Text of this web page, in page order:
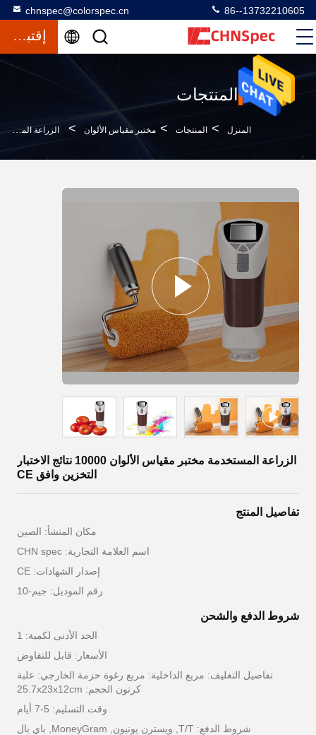
chnspec@colorspec.cn 86--13732210605
إقتباس
المنتجات
المنزل > المنتجات > مختبر مقياس الألوان > الزراعة المستخدمة مختبر مقياس الألوان 10000 نتائج الاختبار التخزين وافق CE
الزراعة المستخدمة مختبر مقياس الألوان 10000 نتائج الاختبار
التخزين وافق CE
تفاصيل المنتج
مكان المنشأ: الصين
اسم العلامة التجارية: CHN spec
إصدار الشهادات: CE
رقم الموديل: جيم-10
شروط الدفع والشحن
الحد الأدنى لكمية: 1
الأسعار: قابل للتفاوض
تفاصيل التغليف: مربع الداخلية: مربع رغوة حزمة الخارجي: علبة
كرتون الحجم: 25.7x23x12cm
وقت التسليم: 5-7 أيام
شروط الدفع: T/T, ويسترن يونيون, MoneyGram, باي بال